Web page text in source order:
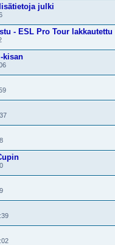
julki
- ESL Pro Tour lakkautettu
kisan